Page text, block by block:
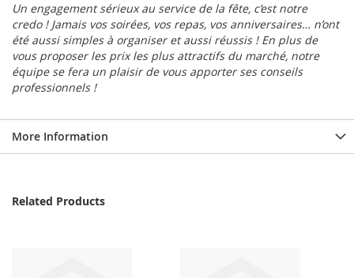
Un engagement sérieux au service de la fête, c’est notre
credo ! Jamais vos soirées, vos repas, vos anniversaires… n’ont
été aussi simples à organiser et aussi réussis ! En plus de
vous proposer les prix les plus attractifs du marché, notre
équipe se fera un plaisir de vous apporter ses conseils
professionnels !
More Information
Related Products